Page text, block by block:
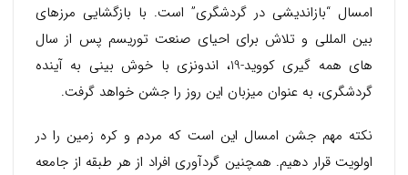
امسال “بازاندیشی در گردشگری” است. با بازگشایی مرزهای
بین المللی و تلاش برای احیای صنعت توریسم پس از سال
های همه گیری کووید-19، اندونزی با خوش بینی به آینده
گردشگری، به عنوان میزبان این روز را جشن خواهد گرفت.
نکته مهم جشن امسال این است که مردم و کره زمین را در
اولویت قرار دهیم. همچنین گردآوری افراد از هر طبقه از جامعه